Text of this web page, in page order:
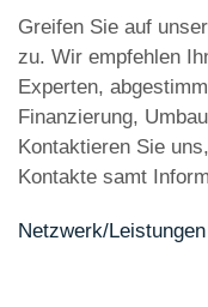
Greifen Sie auf
zu. Wir empfehlen
Experten,
Finanzierung,
Kontaktieren Sie
Kontakte samt
Netzwerk/Leistungen